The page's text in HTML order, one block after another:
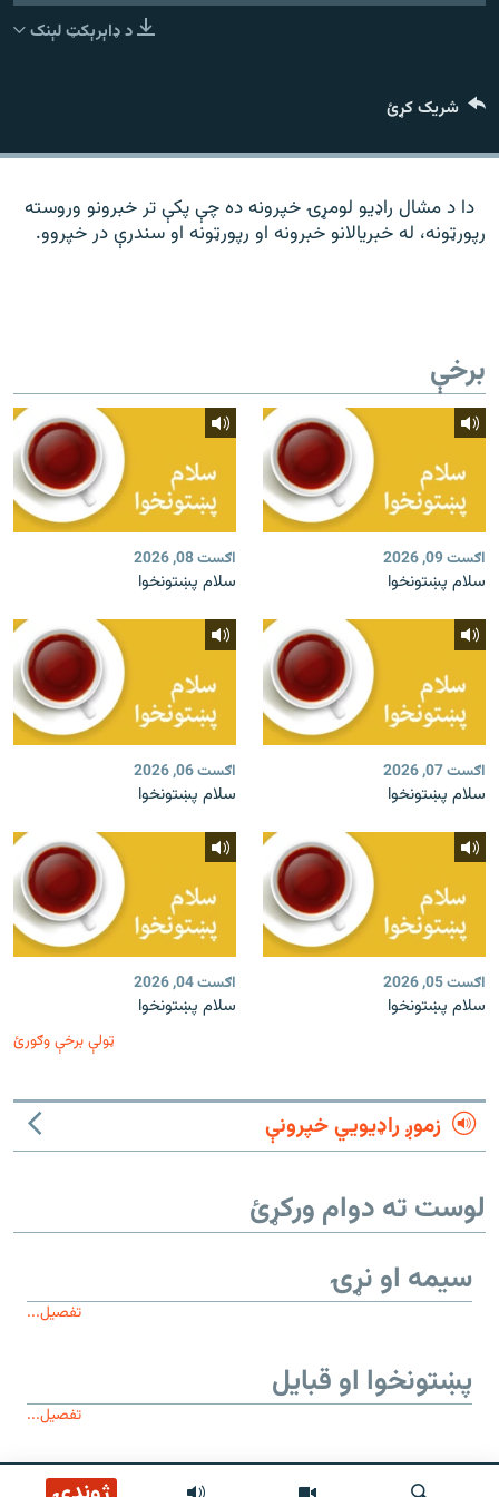
د ازادې اروپا راډیو ټولې ووبپاڼې
د ډاېرېکټ لېنک
شریک کړئ
دا د مشال راډیو لومړۍ خپرونه ده چې پکې تر خبرونو وروسته
رپورټونه، له خبریالانو خبرونه او رپورټونه او سندرې در خپروو.
برخې
اګست 09, 2026
سلام پښتونخوا
اګست 08, 2026
سلام پښتونخوا
اګست 07, 2026
سلام پښتونخوا
اګست 06, 2026
سلام پښتونخوا
اګست 05, 2026
سلام پښتونخوا
اګست 04, 2026
سلام پښتونخوا
ټولې برخې وګورئ
زموږ راډیويي خپرونې
لوست ته دوام ورکړئ
سیمه او نړۍ
تفصیل...
پښتونخوا او قبایل
تفصیل...
موږ وڅارئ